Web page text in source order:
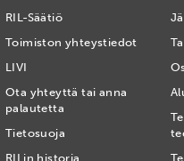
RIL-Säätiö
Toimiston yhteystiedot
LIVI
Ota yhteyttä tai anna
palautetta
Tietosuoja
RILin historia